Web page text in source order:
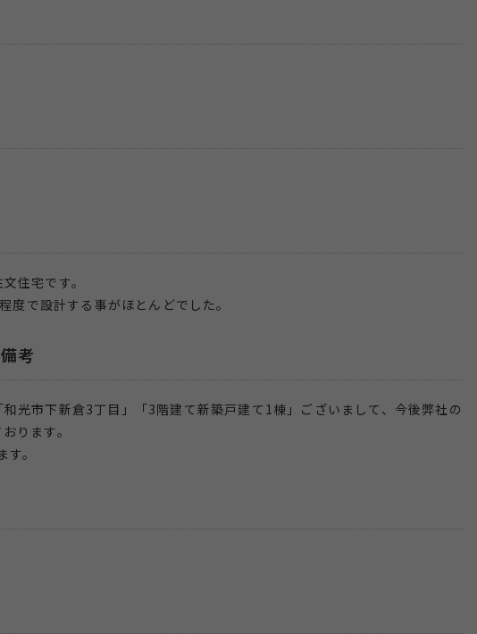
住宅です。
で設計する事がほとんどでした。
考
光市下新倉3丁目」「3階建て新築戸建て1棟」ございまして、今後弊社の
ります。
。